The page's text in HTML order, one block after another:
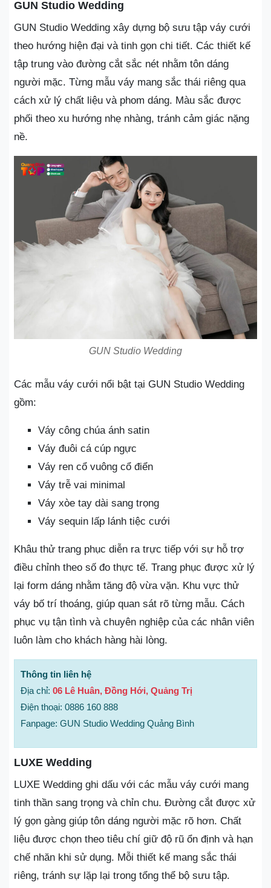
GUN Studio Wedding
GUN Studio Wedding xây dựng bộ sưu tập váy cưới
theo hướng hiện đại và tinh gọn chi tiết. Các thiết kế
tập trung vào đường cắt sắc nét nhằm tôn dáng
người mặc. Từng mẫu váy mang sắc thái riêng qua
cách xử lý chất liệu và phom dáng. Màu sắc được
phối theo xu hướng nhẹ nhàng, tránh cảm giác nặng
nề.
GUN Studio Wedding
Các mẫu váy cưới nổi bật tại GUN Studio Wedding
gồm:
Váy công chúa ánh satin
Váy đuôi cá cúp ngực
Váy ren cổ vuông cổ điển
Váy trễ vai minimal
Váy xòe tay dài sang trọng
Váy sequin lấp lánh tiệc cưới
Khâu thử trang phục diễn ra trực tiếp với sự hỗ trợ
điều chỉnh theo số đo thực tế. Trang phục được xử lý
lại form dáng nhằm tăng độ vừa vặn. Khu vực thử
váy bố trí thoáng, giúp quan sát rõ từng mẫu. Cách
phục vụ tận tình và chuyên nghiệp của các nhân viên
luôn làm cho khách hàng hài lòng.
Thông tin liên hệ
Địa chỉ: 06 Lê Huân, Đồng Hới, Quảng Trị
Điện thoại: 0886 160 888
Fanpage: GUN Studio Wedding Quảng Bình
LUXE Wedding
LUXE Wedding ghi dấu với các mẫu váy cưới mang
tinh thần sang trọng và chỉn chu. Đường cắt được xử
lý gọn gàng giúp tôn dáng người mặc rõ hơn. Chất
liệu được chọn theo tiêu chí giữ độ rũ ổn định và hạn
chế nhăn khi sử dụng. Mỗi thiết kế mang sắc thái
riêng, tránh sự lặp lại trong tổng thể bộ sưu tập.